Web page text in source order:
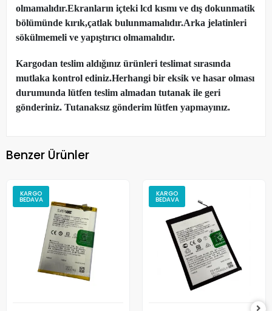
olmamalıdır.Ekranların içteki lcd kısmı ve dış dokunmatik
bölümünde kırık,çatlak bulunmamalıdır.Arka jelatinleri
sökülmemeli ve yapıştırıcı olmamalıdır.
Kargodan teslim aldığınız ürünleri teslimat sırasında
mutlaka kontrol ediniz.Herhangi bir eksik ve hasar olması
durumunda lütfen teslim almadan tutanak ile geri
gönderiniz. Tutanaksız gönderim lütfen yapmayınız.
Benzer Ürünler
KARGO
BEDAVA
KARGO
BEDAVA